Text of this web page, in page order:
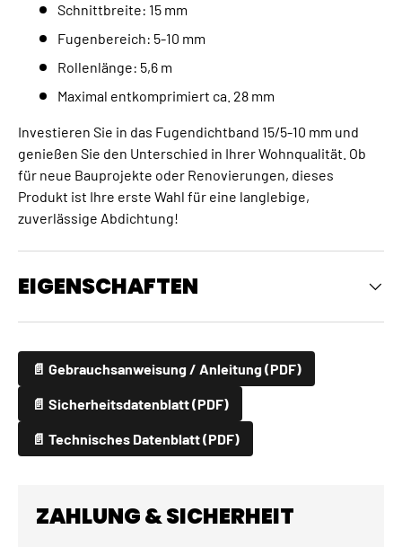
Schnittbreite: 15 mm
Fugenbereich: 5-10 mm
Rollenlänge: 5,6 m
Maximal entkomprimiert ca. 28 mm
Investieren Sie in das Fugendichtband 15/5-10 mm und
genießen Sie den Unterschied in Ihrer Wohnqualität. Ob
für neue Bauprojekte oder Renovierungen, dieses
Produkt ist Ihre erste Wahl für eine langlebige,
zuverlässige Abdichtung!
EIGENSCHAFTEN
📄 Gebrauchsanweisung / Anleitung (PDF)
📄 Sicherheitsdatenblatt (PDF)
📄 Technisches Datenblatt (PDF)
ZAHLUNG & SICHERHEIT